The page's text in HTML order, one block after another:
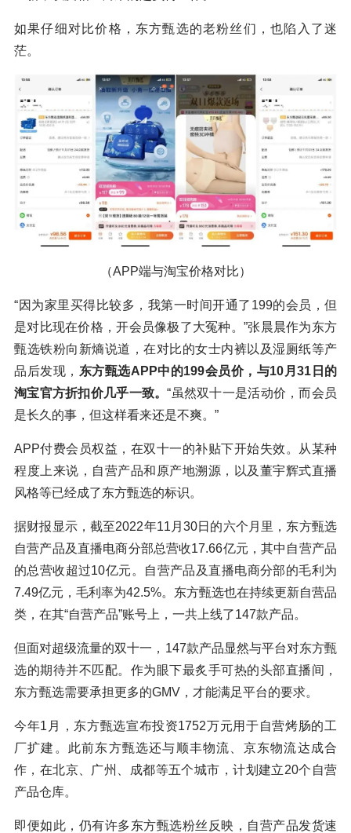
如果仔细对比价格，东方甄选的老粉丝们，也陷入了迷
茫。
（APP端与淘宝价格对比）
“因为家里买得比较多，我第一时间开通了199的会员，但
是对比现在价格，开会员像极了大冤种。”张晨晨作为东方
甄选铁粉向新熵说道，在对比的女士内裤以及湿厕纸等产
品后发现， 东方甄选APP中的199会员价，与10月31日的
淘宝官方折扣价几乎一致。“虽然双十一是活动价，而会员
是长久的事，但这样看来还是不爽。”
APP付费会员权益，在双十一的补贴下开始失效。从某种
程度上来说，自营产品和原产地溯源，以及董宇辉式直播
风格等已经成了东方甄选的标识。
据财报显示，截至2022年11月30日的六个月里，东方甄选
自营产品及直播电商分部总营收17.66亿元，其中自营产品
的总营收超过10亿元。自营产品及直播电商分部的毛利为
7.49亿元，毛利率为42.5%。东方甄选也在持续更新自营品
类，在其“自营产品”账号上，一共上线了147款产品。
但面对超级流量的双十一，147款产品显然与平台对东方甄
选的期待并不匹配。作为眼下最炙手可热的头部直播间，
东方甄选需要承担更多的GMV，才能满足平台的要求。
今年1月，东方甄选宣布投资1752万元用于自营烤肠的工
厂扩建。此前东方甄选还与顺丰物流、京东物流达成合
作，在北京、广州、成都等五个城市，计划建立20个自营
产品仓库。
即便如此，仍有许多东方甄选粉丝反映，自营产品发货速